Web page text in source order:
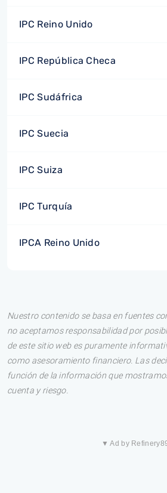
IPC Reino Unido
IPC República Checa
IPC Sudáfrica
IPC Suecia
IPC Suiza
IPC Turquía
IPCA Reino Unido
Nuestro contenido se basa en fuentes
no aceptamos responsabilidad por
de este sitio web es puramente
como asesoramiento financiero. Las
función de la información que
cuenta y riesgo.
▼ Ad by